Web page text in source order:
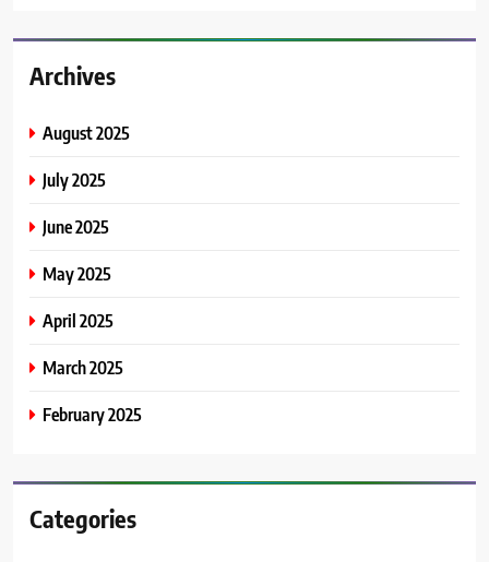
Archives
August 2025
July 2025
June 2025
May 2025
April 2025
March 2025
February 2025
Categories